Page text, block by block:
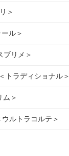
＞
ル＞
ブリメ＞
トラディショナル＞
ム＞
ルトラコルテ＞